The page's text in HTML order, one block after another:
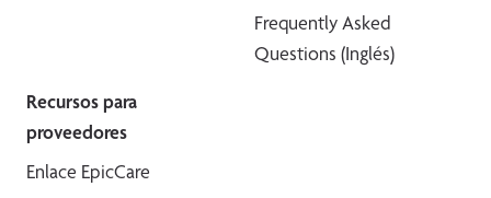
Frequently Asked
Questions (Inglés)
Recursos para
proveedores
Enlace EpicCare